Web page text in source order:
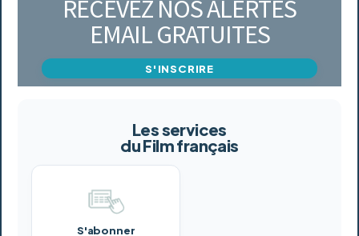
RECEVEZ NOS ALERTES
EMAIL GRATUITES
S'INSCRIRE
Les services
du Film français
S'abonner